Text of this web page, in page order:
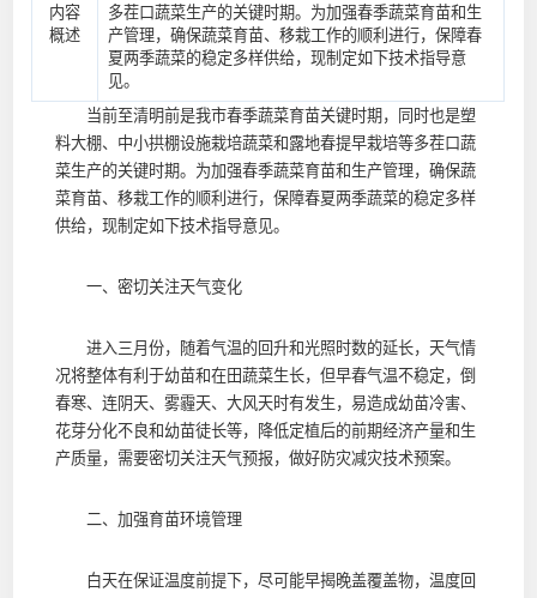
内容
概述
多茬口蔬菜生产的关键时期。为加强春季蔬菜育苗和生
产管理，确保蔬菜育苗、移栽工作的顺利进行，保障春
夏两季蔬菜的稳定多样供给，现制定如下技术指导意
见。
当前至清明前是我市春季蔬菜育苗关键时期，同时也是塑
料大棚、中小拱棚设施栽培蔬菜和露地春提早栽培等多茬口蔬
菜生产的关键时期。为加强春季蔬菜育苗和生产管理，确保蔬
菜育苗、移栽工作的顺利进行，保障春夏两季蔬菜的稳定多样
供给，现制定如下技术指导意见。
一、密切关注天气变化
进入三月份，随着气温的回升和光照时数的延长，天气情
况将整体有利于幼苗和在田蔬菜生长，但早春气温不稳定，倒
春寒、连阴天、雾霾天、大风天时有发生，易造成幼苗冷害、
花芽分化不良和幼苗徒长等，降低定植后的前期经济产量和生
产质量，需要密切关注天气预报，做好防灾减灾技术预案。
二、加强育苗环境管理
白天在保证温度前提下，尽可能早揭晚盖覆盖物，温度回